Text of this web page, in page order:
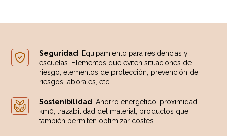
Seguridad : Equipamiento para residencias y
escuelas. Elementos que eviten situaciones de
riesgo, elementos de protección, prevención de
riesgos laborales, etc.
Sostenibilidad : Ahorro energético, proximidad,
km0, trazabilidad del material, productos que
también permiten optimizar costes.